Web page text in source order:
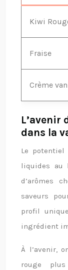
Kiwi
Fraise
Crème
L’avenir
dans la
Le potentiel
liquides au
d’arômes
saveurs
profil
ingrédient
À l’avenir,
rouge plus